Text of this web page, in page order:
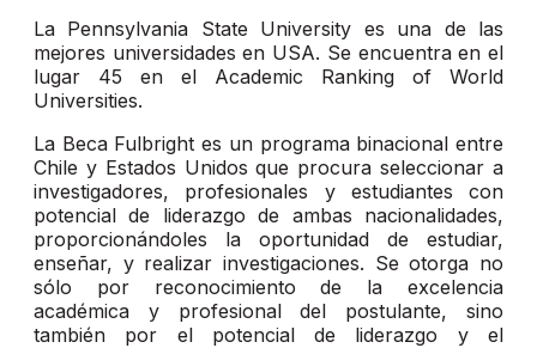
La Pennsylvania State University es una de las
mejores universidades en USA. Se encuentra en el
lugar 45 en el Academic Ranking of World
Universities.
La Beca Fulbright es un programa binacional entre
Chile y Estados Unidos que procura seleccionar a
investigadores, profesionales y estudiantes con
potencial de liderazgo de ambas nacionalidades,
proporcionándoles la oportunidad de estudiar,
enseñar, y realizar investigaciones. Se otorga no
sólo por reconocimiento de la excelencia
académica y profesional del postulante, sino
también por el potencial de liderazgo y el